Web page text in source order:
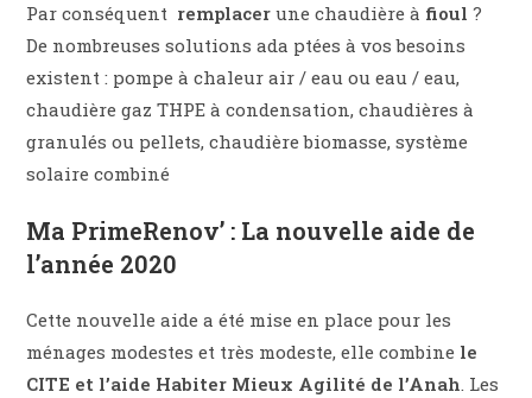
Par conséquent remplacer une chaudière à fioul ?
De nombreuses solutions ada ptées à vos besoins
existent : pompe à chaleur air / eau ou eau / eau,
chaudière gaz THPE à condensation, chaudières à
granulés ou pellets, chaudière biomasse, système
solaire combiné
Ma PrimeRenov’ : La nouvelle aide de
l’année 2020
Cette nouvelle aide a été mise en place pour les
ménages modestes et très modeste, elle combine le
CITE et l’aide Habiter Mieux Agilité de l’Anah. Les